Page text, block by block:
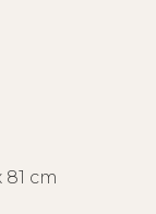
cm